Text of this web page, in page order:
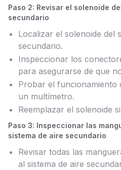
Paso 2: Revisar el solenoide
secundario
Localizar el solenoide del
secundario.
Inspeccionar los
para asegurarse de que
Probar el funcionamiento
un multímetro.
Reemplazar el solenoide
Paso 3: Inspeccionar las
sistema de aire secundario
Revisar todas las
al sistema de aire